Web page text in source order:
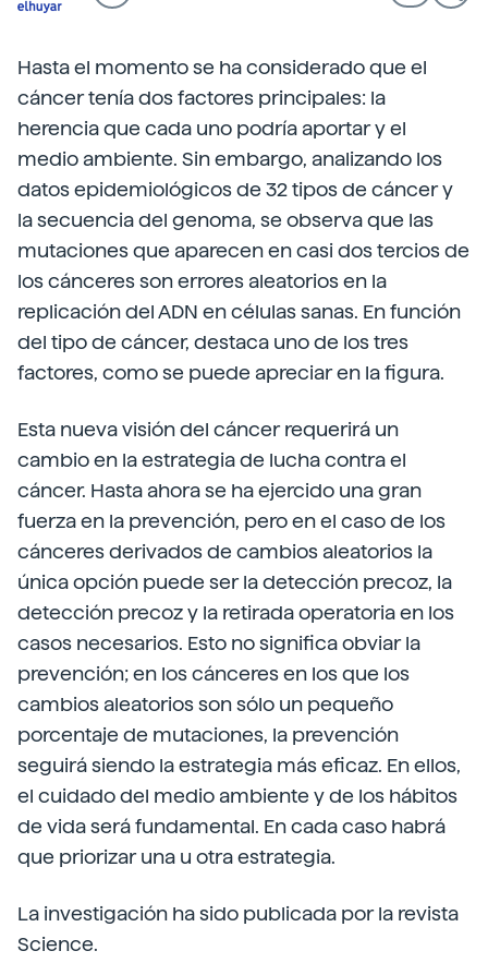
Hasta el momento se ha considerado que el
cáncer tenía dos factores principales: la
herencia que cada uno podría aportar y el
medio ambiente. Sin embargo, analizando los
datos epidemiológicos de 32 tipos de cáncer y
la secuencia del genoma, se observa que las
mutaciones que aparecen en casi dos tercios de
los cánceres son errores aleatorios en la
replicación del ADN en células sanas. En función
del tipo de cáncer, destaca uno de los tres
factores, como se puede apreciar en la figura.
Esta nueva visión del cáncer requerirá un
cambio en la estrategia de lucha contra el
cáncer. Hasta ahora se ha ejercido una gran
fuerza en la prevención, pero en el caso de los
cánceres derivados de cambios aleatorios la
única opción puede ser la detección precoz, la
detección precoz y la retirada operatoria en los
casos necesarios. Esto no significa obviar la
prevención; en los cánceres en los que los
cambios aleatorios son sólo un pequeño
porcentaje de mutaciones, la prevención
seguirá siendo la estrategia más eficaz. En ellos,
el cuidado del medio ambiente y de los hábitos
de vida será fundamental. En cada caso habrá
que priorizar una u otra estrategia.
La investigación ha sido publicada por la revista
Science.